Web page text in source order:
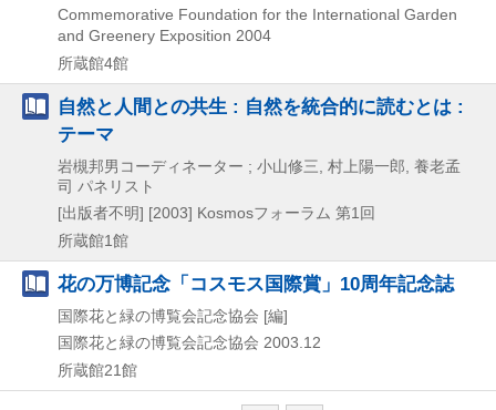
Commemorative Foundation for the International Garden
and Greenery Exposition 2004
所蔵館4館
自然と人間との共生 : 自然を統合的に読むとは :
テーマ
岩槻邦男コーディネーター ; 小山修三, 村上陽一郎, 養老孟
司 パネリスト
[出版者不明] [2003] Kosmosフォーラム 第1回
所蔵館1館
花の万博記念「コスモス国際賞」10周年記念誌
国際花と緑の博覧会記念協会 [編]
国際花と緑の博覧会記念協会 2003.12
所蔵館21館